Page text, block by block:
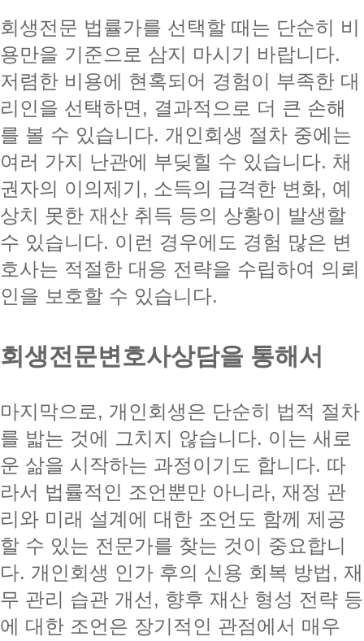
회생전문 법률가를 선택할 때는 단순히 비
용만을 기준으로 삼지 마시기 바랍니다.
저렴한 비용에 현혹되어 경험이 부족한 대
리인을 선택하면, 결과적으로 더 큰 손해
를 볼 수 있습니다. 개인회생 절차 중에는
여러 가지 난관에 부딪힐 수 있습니다. 채
권자의 이의제기, 소득의 급격한 변화, 예
상치 못한 재산 취득 등의 상황이 발생할
수 있습니다. 이런 경우에도 경험 많은 변
호사는 적절한 대응 전략을 수립하여 의뢰
인을 보호할 수 있습니다.
회생전문변호사상담을 통해서
마지막으로, 개인회생은 단순히 법적 절차
를 밟는 것에 그치지 않습니다. 이는 새로
운 삶을 시작하는 과정이기도 합니다. 따
라서 법률적인 조언뿐만 아니라, 재정 관
리와 미래 설계에 대한 조언도 함께 제공
할 수 있는 전문가를 찾는 것이 중요합니
다. 개인회생 인가 후의 신용 회복 방법, 재
무 관리 습관 개선, 향후 재산 형성 전략 등
에 대한 조언은 장기적인 관점에서 매우